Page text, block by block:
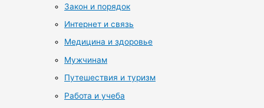
Закон и порядок
Интернет и связь
Медицина и здоровье
Мужчинам
Путешествия и туризм
Работа и учеба